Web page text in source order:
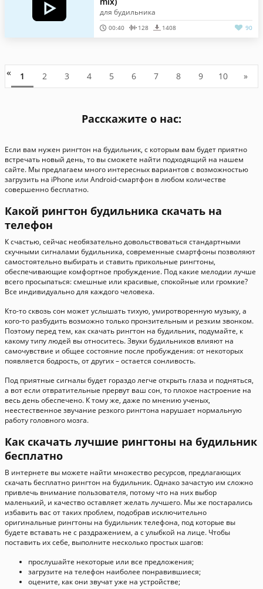
для будильника
00:40 128 1408 90
« 1 2 3 4 5 6 7 8 9 10 »
Расскажите о нас:
Если вам нужен рингтон на будильник, с которым вам будет приятно
встречать новый день, то вы сможете найти подходящий на нашем
сайте. Мы предлагаем много интересных вариантов с возможностью
загрузить на iPhone или Android-смартфон в любом количестве
совершенно бесплатно.
Какой рингтон будильника скачать на
телефон
К счастью, сейчас необязательно довольствоваться стандартными
скучными сигналами будильника, современные смартфоны позволяют
самостоятельно выбирать и ставить прикольные рингтоны,
обеспечивающие комфортное пробуждение. Под какие мелодии лучше
всего просыпаться: смешные или красивые, спокойные или громкие?
Все индивидуально для каждого человека.
Кто-то сквозь сон может услышать тихую, умиротворенную музыку, а
кого-то разбудить возможно только пронзительным и резким звонком.
Поэтому перед тем, как скачать рингтон на будильник, подумайте, к
какому типу людей вы относитесь. Звуки будильников влияют на
самочувствие и общее состояние после пробуждения: от некоторых
появляется бодрость, от других – остается сонливость.
Под приятные сигналы будет гораздо легче открыть глаза и подняться,
а вот если отвратительные прервут ваш сон, то плохое настроение на
весь день обеспечено. К тому же, даже по мнению ученых,
неестественное звучание резкого рингтона нарушает нормальную
работу головного мозга.
Как скачать лучшие рингтоны на будильник
бесплатно
В интернете вы можете найти множество ресурсов, предлагающих
скачать бесплатно рингтон на будильник. Однако зачастую им сложно
привлечь внимание пользователя, потому что на них выбор
маленький, и качество оставляет желать лучшего. Мы же постарались
избавить вас от таких проблем, подобрав исключительно
оригинальные рингтоны на будильник телефона, под которые вы
будете вставать не с раздражением, а с улыбкой на лице. Чтобы
поставить их себе, выполните несколько простых шагов:
прослушайте некоторые или все предложения;
загрузите на телефон наиболее понравившиеся;
оцените, как они звучат уже на устройстве;